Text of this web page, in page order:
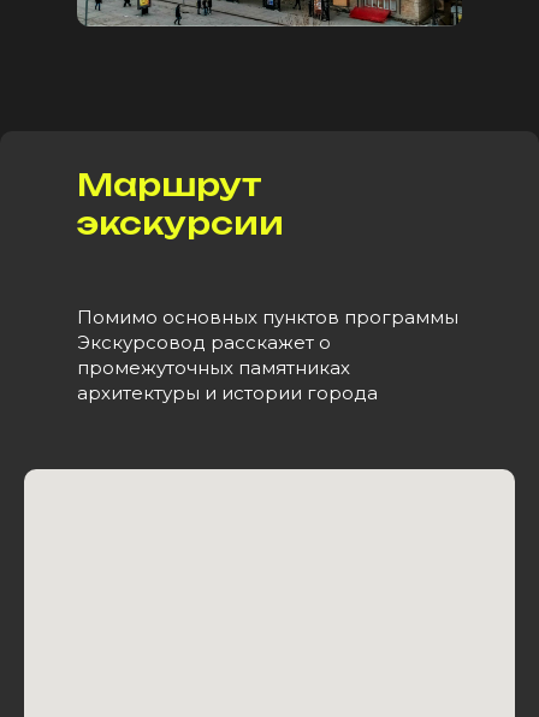
Маршрут
экскурсии
Помимо основных пунктов программы
Экскурсовод расскажет о
промежуточных памятниках
архитектуры и истории города